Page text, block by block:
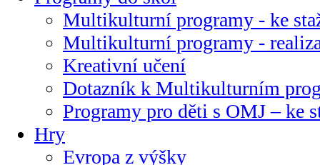
Multikulturní programy - ke
Multikulturní programy -
Kreativní učení
Dotazník k Multikulturním
Programy pro děti s OMJ – ke
Hry
Evropa z výšky